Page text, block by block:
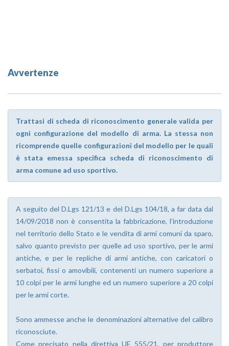
Avvertenze
Trattasi di scheda di riconoscimento generale valida per
ogni configurazione del modello di arma. La stessa non
ricomprende quelle configurazioni del modello per le quali
è stata emessa specifica scheda di riconoscimento di
arma comune ad uso sportivo.
A seguito del D.Lgs 121/13 e del D.Lgs 104/18, a far data dal
14/09/2018 non è consentita la fabbricazione, l’introduzione
nel territorio dello Stato e le vendita di armi comuni da sparo,
salvo quanto previsto per quelle ad uso sportivo, per le armi
antiche, e per le repliche di armi antiche, con caricatori o
serbatoi, fissi o amovibili, contenenti un numero superiore a
10 colpi per le armi lunghe ed un numero superiore a 20 colpi
per le armi corte.
Sono ammesse anche le denominazioni alternative del calibro
riconosciute.
Come precisato nella direttiva UE 555/21, per produttore